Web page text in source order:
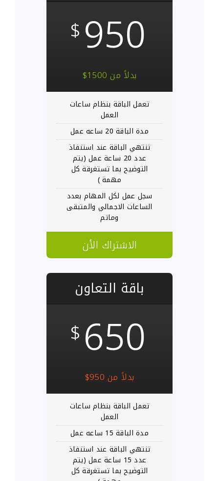
$950
بدلاً من 1500$
تعمل الباقة بنظام ساعات
العمل
مدة الباقة 20 ساعه عمل
تنتهي الباقة عند استنفاذ
عدد 20 ساعة عمل (يتم
التوضيح بما تستغرقة كل
مهمة )
سجل عمل لكل المهام بعدد
الساعات الاجمالي والمتبقى
وماتم
الاشتراك الأن
باقة التعاون
$650
بدلاً من 950$
تعمل الباقة بنظام ساعات
العمل
مدة الباقة 15 ساعه عمل
تنتهي الباقة عند استنفاذ
عدد 15 ساعة عمل (يتم
التوضيح بما تستغرقة كل